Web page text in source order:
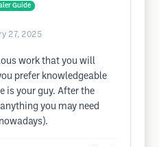
Guide
27, 2025
work that you will
prefer knowledgeable
is your guy. After the
you may need